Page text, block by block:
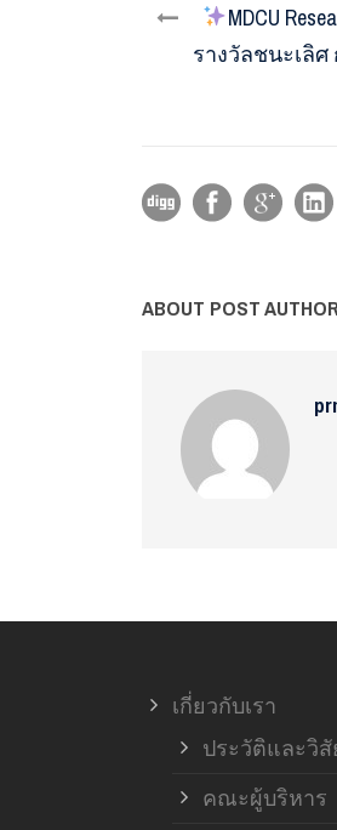
️MDCU
รางวัลชนะเลิศ
ABOUT POST AUTHOR
เกี่ยวกับเรา
ประวัติและวิ
คณะผู้บริหาร